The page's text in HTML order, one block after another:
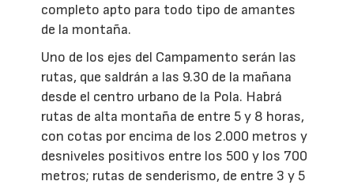
completo apto para todo tipo de amantes
de la montaña.
Uno de los ejes del Campamento serán las
rutas, que saldrán a las 9.30 de la mañana
desde el centro urbano de la Pola. Habrá
rutas de alta montaña de entre 5 y 8 horas,
con cotas por encima de los 2.000 metros y
desniveles positivos entre los 500 y los 700
metros; rutas de senderismo, de entre 3 y 5